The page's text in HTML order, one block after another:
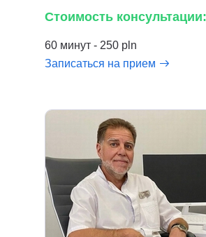
Стоимость консультации:
60 минут - 250 pln
Записаться на прием